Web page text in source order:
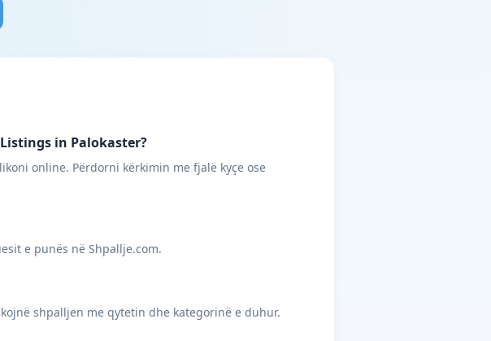
in Palokaster?
online. Përdorni kërkimin me fjalë kyçe ose
e punës në Shpallje.com.
shpalljen me qytetin dhe kategorinë e duhur.